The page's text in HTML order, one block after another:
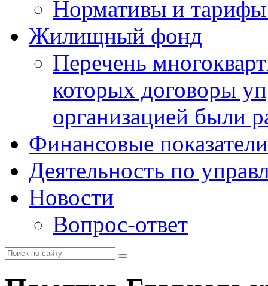
Нормативы и тарифы
Жилищный фонд
Перечень
которых договоры
организацией были
Финансовые показатели
Деятельность по
Новости
Вопрос-ответ